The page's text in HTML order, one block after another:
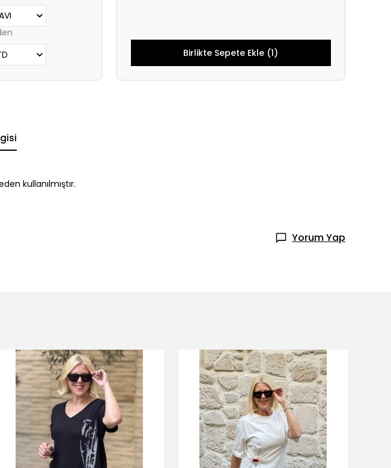
Birlikte Sepete Ekle (1)
kullanılmıştır.
Yorum Yap